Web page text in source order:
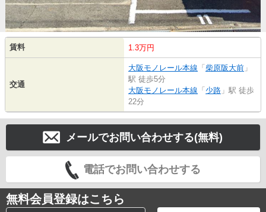
賃料 1.3万円
交通
大阪モノレール本線 「 柴原阪大前 」
駅 徒歩5分
大阪モノレール本線 「 少路 」駅 徒歩
22分
メールでお問い合わせする(無料)
電話でお問い合わせする
無料会員登録はこちら